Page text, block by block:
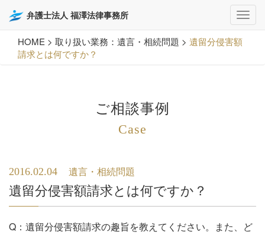
弁護士法人 福澤法律事務所
HOME > 取り扱い業務：遺言・相続問題 > 遺留分侵害額
請求とは何ですか？
ご相談事例
Case
2016.02.04 遺言・相続問題
遺留分侵害額請求とは何ですか？
Q：遺留分侵害額請求の趣旨を教えてください。また、ど